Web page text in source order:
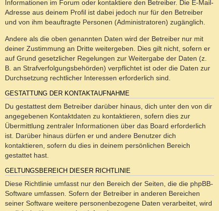
Informationen im Forum oder kontaktiere den Betreiber. Die E-Mail-
Adresse aus deinem Profil ist dabei jedoch nur für den Betreiber
und von ihm beauftragte Personen (Administratoren) zugänglich.
Andere als die oben genannten Daten wird der Betreiber nur mit
deiner Zustimmung an Dritte weitergeben. Dies gilt nicht, sofern er
auf Grund gesetzlicher Regelungen zur Weitergabe der Daten (z.
B. an Strafverfolgungsbehörden) verpflichtet ist oder die Daten zur
Durchsetzung rechtlicher Interessen erforderlich sind.
GESTATTUNG DER KONTAKTAUFNAHME
Du gestattest dem Betreiber darüber hinaus, dich unter den von dir
angegebenen Kontaktdaten zu kontaktieren, sofern dies zur
Übermittlung zentraler Informationen über das Board erforderlich
ist. Darüber hinaus dürfen er und andere Benutzer dich
kontaktieren, sofern du dies in deinem persönlichen Bereich
gestattet hast.
GELTUNGSBEREICH DIESER RICHTLINIE
Diese Richtlinie umfasst nur den Bereich der Seiten, die die phpBB-
Software umfassen. Sofern der Betreiber in anderen Bereichen
seiner Software weitere personenbezogene Daten verarbeitet, wird